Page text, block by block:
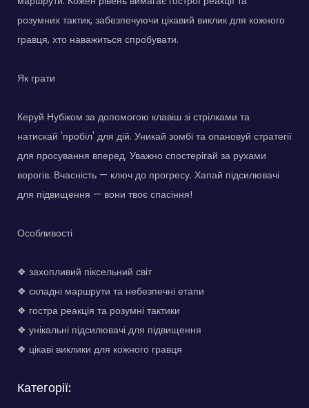
розумних тактик, забезпечуючи цікавий виклик для кожного
гравця, хто наважиться спробувати.
Як грати
Керуй Нубіком за допомогою клавіш зі стрілками та
натискай 'пробіл' для дій. Уникай зомбі та опановуй стратегії
для просування вперед. Уважно спостерігай за рухами
ворогів. Вчасність — ключ до прогресу. Хапай підсилювачі
для підвищення — вони твоє спасіння!
Особливості
❖ захопливий піксельний світ
❖ складні маршрути та небезпечні етапи
❖ гостра реакція та розумні тактики
❖ унікальні підсилювачі для підвищення
❖ цікаві виклики для кожного гравця
Категорії: